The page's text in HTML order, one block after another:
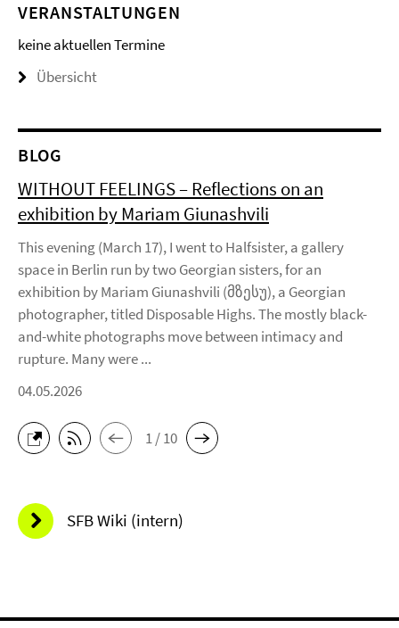
VERANSTALTUNGEN
keine aktuellen Termine
Übersicht
BLOG
WITHOUT FEELINGS – Reflections on an
exhibition by Mariam Giunashvili
This evening (March 17), I went to Halfsister, a gallery
space in Berlin run by two Georgian sisters, for an
exhibition by Mariam Giunashvili (მზესუ), a Georgian
photographer, titled Disposable Highs. The mostly black-
and-white photographs move between intimacy and
rupture. Many were ...
04.05.2026
1 / 10
SFB Wiki (intern)